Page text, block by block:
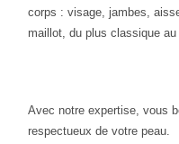
corps : visage, jambes,
maillot, du plus classique
Avec notre expertise, vous
respectueux de votre peau.